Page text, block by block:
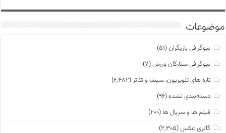
موضوعات
بیوگرافی بازیگران(۵۱)
بیوگرافی ستارگان ورزش(۷)
تازه های تلویزیون، سینما و تئاتر (۶,۴۸۲)
دسته‌بندی نشده(۹۶)
فیلم ها و سریال ها (۲۰۰)
گالری عکس(۲,۳۰۵)